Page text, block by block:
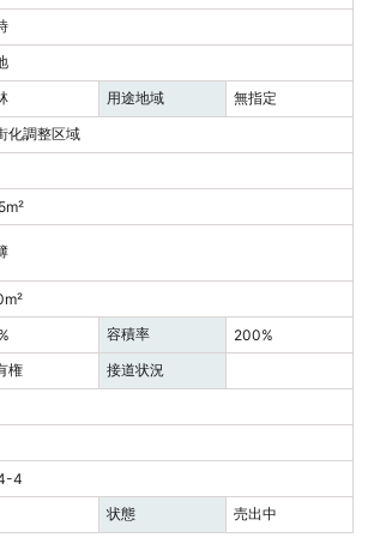
用途地域
無指定
化調整区域
容積率
200%
権
接道状況
4
状態 売出中